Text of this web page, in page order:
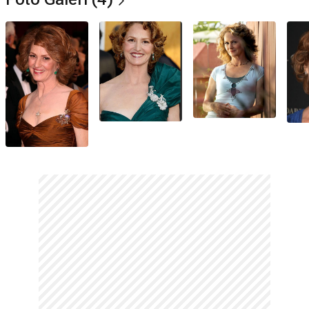
Kadın Oyuncu Performansı; 17. Actor Awards (2011) Yardımcı
Rolde Kadın Oyuncunun Üstün Performansı; 24. Film
Independent Spirit Awards (2009) En İyi Kadın Başrol.
Kimdir?
Melissa Leo,1984
yılında oyunculuğa başlamış Amerikalı bir
oyuncudur.
Melissa Leo nereli?
Başarılı oyuncuManhattan, New York